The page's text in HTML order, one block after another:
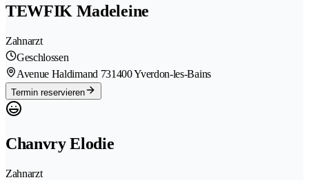
TEWFIK Madeleine
Zahnarzt
Geschlossen
Avenue Haldimand 731400 Yverdon-les-Bains
Termin reservieren
Chanvry Elodie
Zahnarzt